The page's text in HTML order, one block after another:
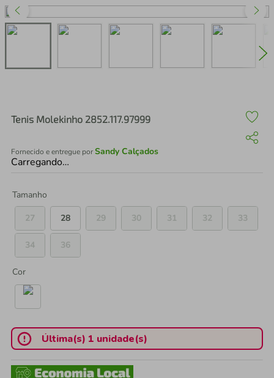
Tenis Molekinho 2852.117.97999
Fornecido e entregue porSandy Calçados
Carregando…
Tamanho
27
28 29 30 31 32 33
34 36
Cor
Última(s) 1 unidade(s)
2º cafeteira